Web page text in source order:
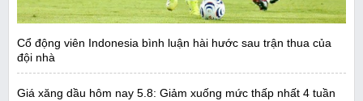
Cổ động viên Indonesia bình luận hài hước sau trận thua của
đội nhà
Giá xăng dầu hôm nay 5.8: Giảm xuống mức thấp nhất 4 tuần